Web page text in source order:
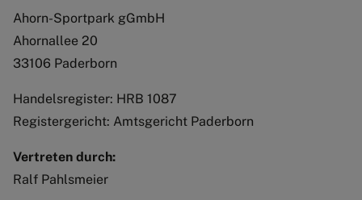
Ahorn-Sportpark gGmbH
Ahornallee 20
33106 Paderborn
Handelsregister: HRB 1087
Registergericht: Amtsgericht Paderborn
Vertreten durch:
Ralf Pahlsmeier